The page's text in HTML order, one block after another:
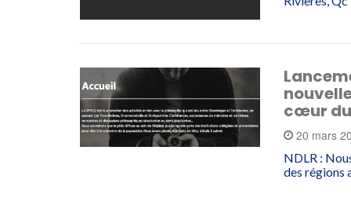
cœur
20 mars
NDLR :
des régions